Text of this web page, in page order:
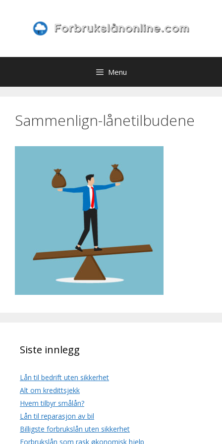
Menu
Sammenlign-lånetilbudene
Siste innlegg
Lån til bedrift uten sikkerhet
Alt om kredittsjekk
Hvem tilbyr smålån?
Lån til reparasjon av bil
Billigste forbrukslån uten sikkerhet
Forbrukslån som rask økonomisk hjelp